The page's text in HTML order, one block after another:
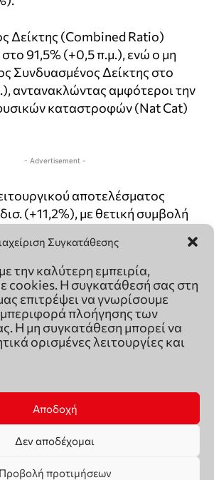
Συγκατάθεσης
την καλύτερη εμπειρία,
cookies. Η συγκατάθεσή σας στη
επιτρέψει να γνωρίσουμε
πλοήγησης των
Η μη συγκατάθεση μπορεί να
ορισμένες λειτουργίες και
Αποδοχή
Δεν αποδέχομαι
Προβολή προτιμήσεων